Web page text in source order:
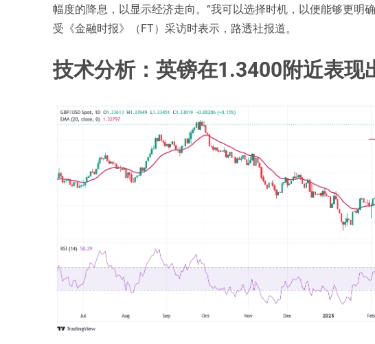
幅度的降息，以显示经济走向。“我可以选择时机，以便能够更明
受《金融时报》（FT）采访时表示，路透社报道。
技术分析：英镑在1.3400附近表现